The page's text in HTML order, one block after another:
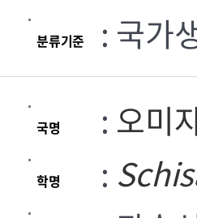
분류기준 : 국가
국명 : 오미
학명 :